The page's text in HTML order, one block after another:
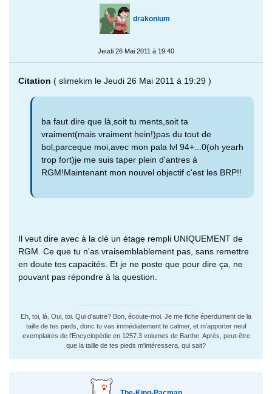
drakonium
Jeudi 26 Mai 2011 à 19:40
Citation ( slimekim le Jeudi 26 Mai 2011 à 19:29 )
ba faut dire que là,soit tu ments,soit ta
vraiment(mais vraiment hein!)pas du tout de
bol,parceque moi,avec mon pala lvl 94+...0(oh yearh
trop fort)je me suis taper plein d'antres à
RGM!Maintenant mon nouvel objectif c'est les BRP!!
Il veut dire avec à la clé un étage rempli UNIQUEMENT de
RGM. Ce que tu n'as vraisemblablement pas, sans remettre
en doute tes capacités. Et je ne poste que pour dire ça, ne
pouvant pas répondre à la question.
Eh, toi, là. Oui, toi. Qui d'autre? Bon, écoute-moi. Je me fiche éperdument de la
taille de tes pieds, donc tu vas immédiatement te calmer, et m'apporter neuf
exemplaires de l'Encyclopédie en 1257.3 volumes de Barthe. Après, peut-être
que la taille de tes pieds m'intéressera, qui sait?